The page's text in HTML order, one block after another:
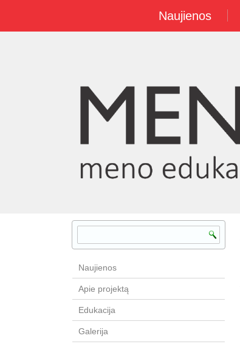
Naujienos
Naujienos
Apie projektą
Edukacija
Galerija